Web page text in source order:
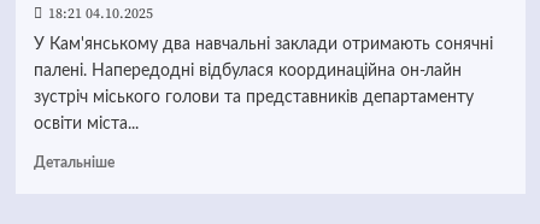
18:21 04.10.2025
У Кам'янському два навчальні заклади отримають сонячні
палені. Напередодні відбулася координаційна он-лайн
зустріч міського голови та представників департаменту
освіти міста...
Детальніше